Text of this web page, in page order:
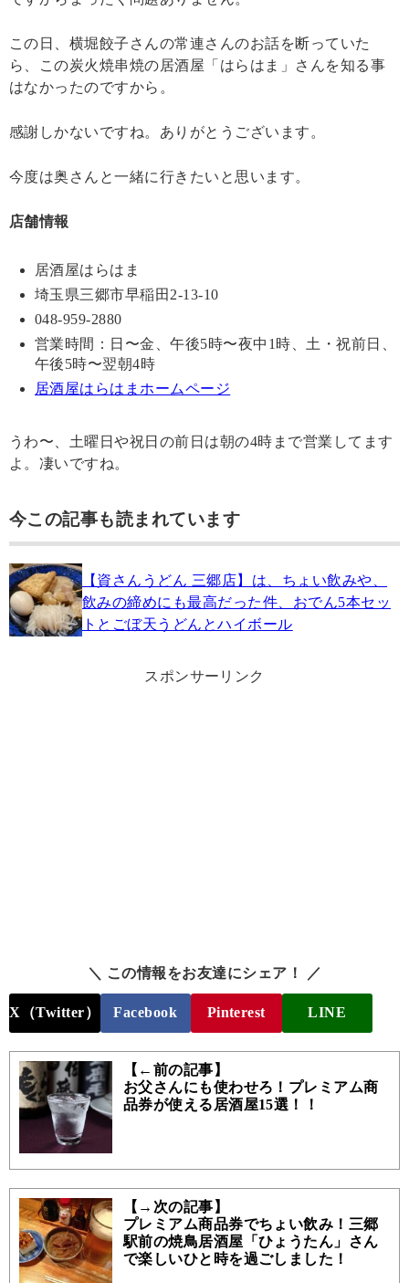
この日、横堀餃子さんの常連さんのお話を断っていた
ら、この炭火焼串焼の居酒屋「はらはま」さんを知る事
はなかったのですから。
感謝しかないですね。ありがとうございます。
今度は奥さんと一緒に行きたいと思います。
店舗情報
居酒屋はらはま
埼玉県三郷市早稲田2-13-10
048-959-2880
営業時間：日〜金、午後5時〜夜中1時、土・祝前日、
午後5時〜翌朝4時
居酒屋はらはまホームページ
うわ〜、土曜日や祝日の前日は朝の4時まで営業してます
よ。凄いですね。
今この記事も読まれています
【資さんうどん 三郷店】は、ちょい飲みや、
飲みの締めにも最高だった件、おでん5本セッ
トとごぼ天うどんとハイボール
スポンサーリンク
＼ この情報をお友達にシェア！ ／
X（Twitter） Facebook Pinterest LINE
【←前の記事】
お父さんにも使わせろ！プレミアム商
品券が使える居酒屋15選！！
【→次の記事】
プレミアム商品券でちょい飲み！三郷
駅前の焼鳥居酒屋「ひょうたん」さん
で楽しいひと時を過ごしました！